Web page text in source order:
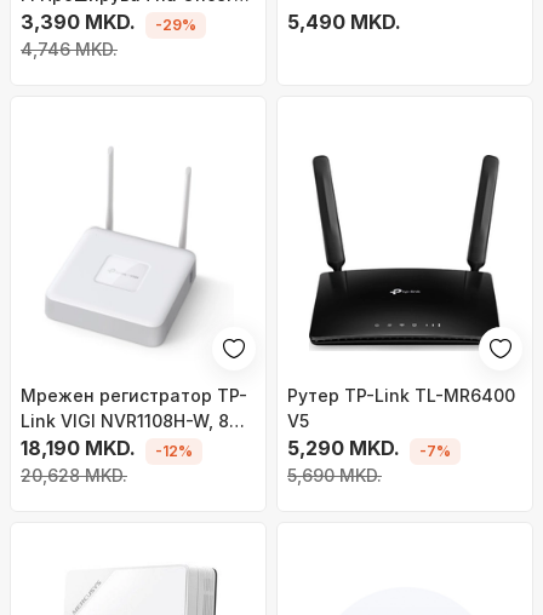
со AC Passthrough
3,390 MKD.
4,746 MKD.
-29% 5,490 MKD.
Мрежен регистратор TP-
Link VIGI NVR1108H-W, 8
канали, 4K, Wi-Fi
18,190 MKD.
20,628 MKD.
-12%
Рутер TP-Link TL-MR6400
V5
5,290 MKD.
5,690 MKD.
-7%